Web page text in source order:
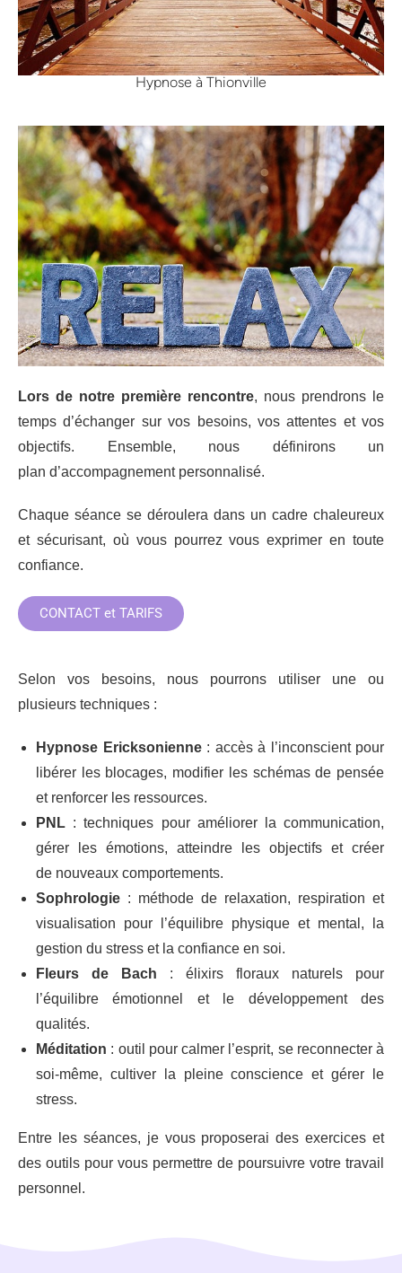
Hypnose à Thionville
Lors de notre première rencontre, nous prendrons le
temps d’échanger sur vos besoins, vos attentes et vos
objectifs. Ensemble, nous définirons un
plan d’accompagnement personnalisé.
Chaque séance se déroulera dans un cadre chaleureux
et sécurisant, où vous pourrez vous exprimer en toute
confiance.
CONTACT et TARIFS
Selon vos besoins, nous pourrons utiliser une ou
plusieurs techniques :
Hypnose Ericksonienne: accès à l’inconscient pour
libérer les blocages, modifier les schémas de pensée
et renforcer les ressources.
PNL : techniques pour améliorer la communication,
gérer les émotions, atteindre les objectifs et créer
de nouveaux comportements.
Sophrologie : méthode de relaxation, respiration et
visualisation pour
l’équilibre physique et mental, la
gestion du stress et la confiance en soi.
Fleurs de Bach : élixirs floraux naturels pour
l’équilibre émotionnel et le développement des
qualités.
Méditation : outil pour calmer l’esprit, se reconnecter à
soi-même, cultiver la pleine conscience et gérer le
stress.
Entre les séances, je vous proposerai des exercices et
des outils pour vous permettre de poursuivre votre travail
personnel.